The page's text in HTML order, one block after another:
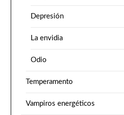
Depresión
La envidia
Odio
Temperamento
Vampiros energéticos